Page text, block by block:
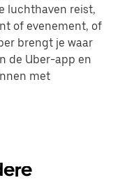
luchthaven reist,
of evenement, of
brengt je waar
de Uber-app en
met